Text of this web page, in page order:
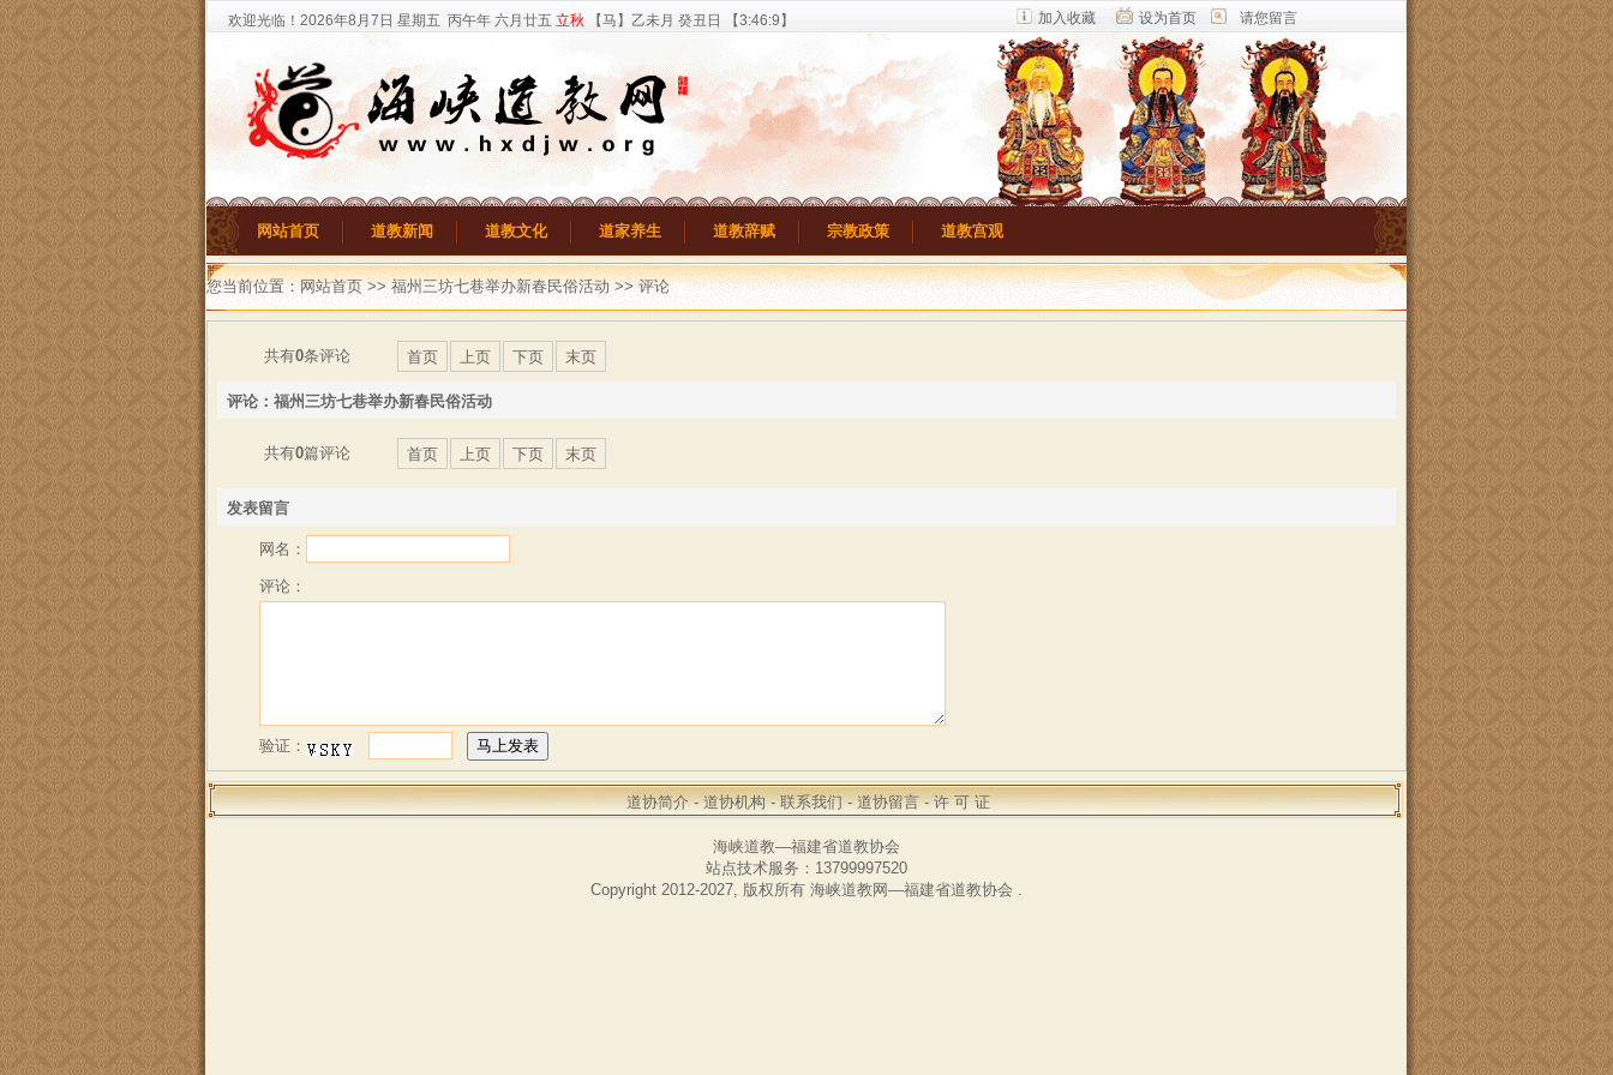
欢迎光临！ 2026年8月7日 星期五 丙午年 六月廿五 立秋 【马】乙未月 癸丑日 【3:46:9 】 加入收藏 设为首页 请您留言
网站首页 道教新闻 道教文化 道家养生 道教辞赋 宗教政策 道教宫观
您当前位置：网站首页>>福州三坊七巷举办新春民俗活动>> 评论
共有0条评论 首页 上页 下页 末页
评论：福州三坊七巷举办新春民俗活动
共有0篇评论 首页 上页 下页 末页
发表留言
网名：
评论：
验证：
道协简介-道协机构-联系我们-道协留言-许 可 证
海峡道教—福建省道教协会
站点技术服务：13799997520
Copyright 2012-2027, 版权所有 海峡道教网—福建省道教协会 .